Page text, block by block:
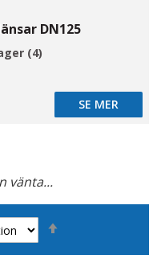
DN125
(4)
SE MER
SE MER
vänta...